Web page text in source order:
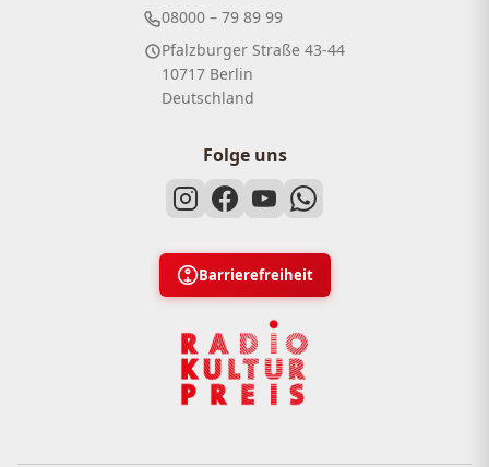
08000 – 79 89 99
Pfalzburger Straße 43-44
10717 Berlin
Deutschland
Folge uns
Barrierefreiheit